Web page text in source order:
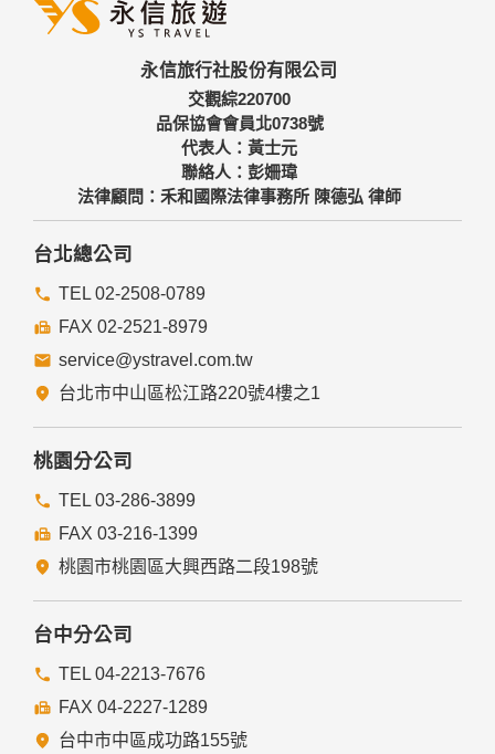
三、資料之保護
備及必要的安全防護措施，加以保護網站及您的個人資料採用
嚴格的保護措施，只由經過授權的人員才能接觸您的個人資
料，相關處理人員皆簽有保密合約，如有違反保密義務者，將
會受到相關的法律處分。
如因業務需要有必要委託其他單位提供服務時，本網站亦會嚴
格要求其遵守保密義務，並且採取必要檢查程序以確定其將確
實遵守。
四、網站對外的相關連結
提供的連結，點選進入其他網站。但該連結網站不適用本網站
的隱私權保護政策，您必須參考該連結網站中的隱私權保護政
策。
五、與第三人共用個人資料之政策
本網站絕不會提供、交換、出租或出售任何您的個人資料給其
他個人、團體、私人企業或公務機關，但有法律依據或合約義
務者，不在此限。
前項但書之情形包括不限於：
經由您書面同意。
法律明文規定。
與公務機關或學術研究機構合作，基於公共利益為統計或學術
研究而有必要，且資料經過提供者處理或蒐集者依其揭露方式
無從識別特定之當事人。
當您在網站的行為，違反服務條款或可能損害或妨礙網站與其
揭露您的個人資料是為了辨識、聯絡或採取法律行動所必要
者。
永信旅行社股份有限公司
交觀綜220700
品保協會會員北0738號
代表人：黃士元
聯絡人：彭姍瑋
法律顧問：禾和國際法律事務所 陳德弘 律師
台北總公司
TEL 02-2508-0789
FAX 02-2521-8979
service@ystravel.com.tw
台北市中山區松江路220號4樓之1
桃園分公司
TEL 03-286-3899
FAX 03-216-1399
桃園市桃園區大興西路二段198號
台中分公司
TEL 04-2213-7676
FAX 04-2227-1289
台中市中區成功路155號